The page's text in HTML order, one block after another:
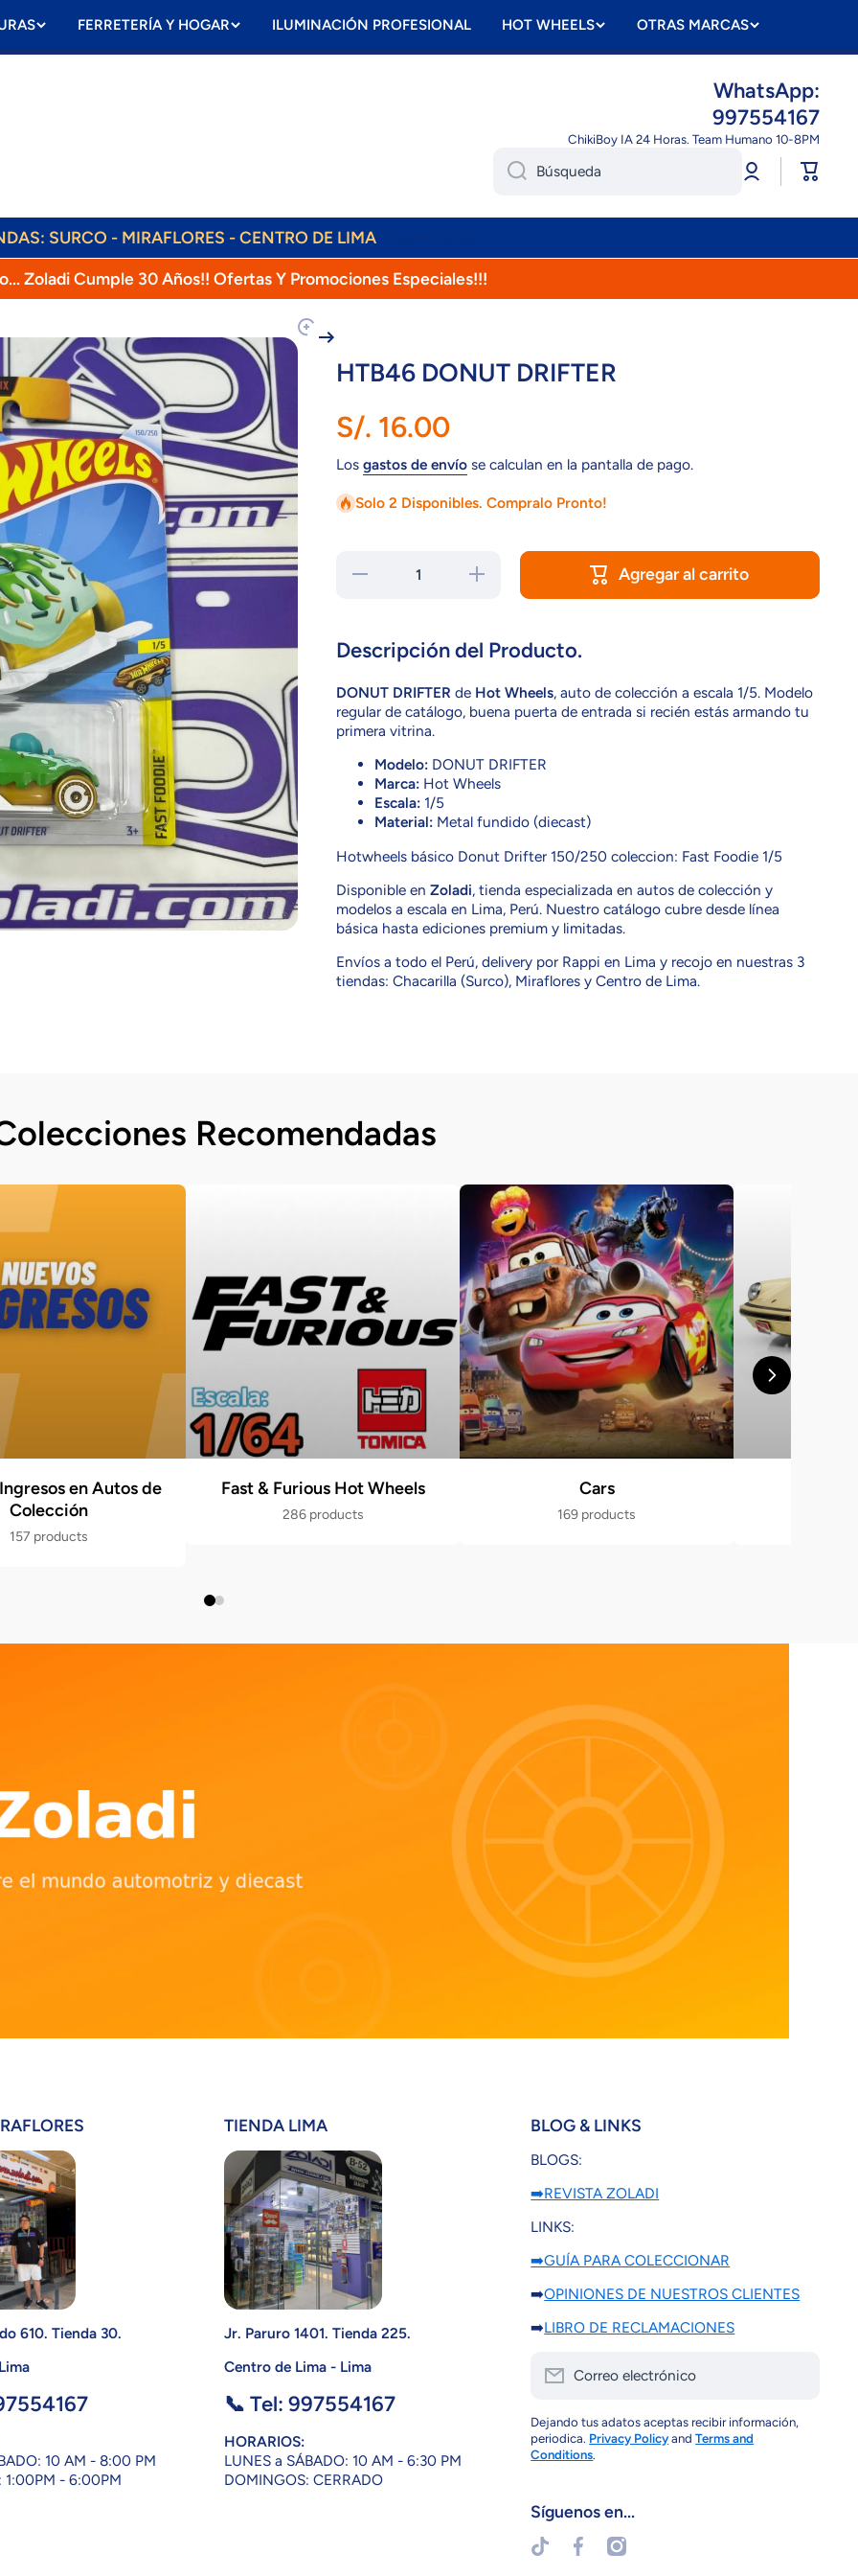
FERRETERÍA Y HOGAR ILUMINACIÓN PROFESIONAL HOT WHEELS OTRAS MARCAS
WhatsApp:
997554167
ChikiBoy IA 24 Horas. Team Humano 10-8PM
Búsqueda
Iniciar
sesión
Carrito
ENVÍOS DIARIOS! RAPPI, OLVA, SHALOM!
SURCO - MIRAFLORES - CENTRO DE LIMA
Zoladi Cumple 30 Años!! Ofertas Y Promociones Especiales!!!
HTB46 DONUT DRIFTER
S/. 16.00
Los gastos de envíose calculan en la pantalla de pago.
Solo 2 Disponibles. Compralo Pronto!
Reducir
DRIFTER
Aumentar
cantidad
DRIFTER
Agregar al carrito
Descripción del Producto.
DONUT DRIFTER de Hot Wheels, auto de colección a escala 1/5. Modelo
regular de catálogo, buena puerta de entrada si recién estás armando tu
primera vitrina.
Modelo:DONUT DRIFTER
Marca:Hot Wheels
Escala:1/5
Material:Metal fundido (diecast)
Hotwheels básico Donut Drifter 150/250 coleccion: Fast Foodie 1/5
Disponible en Zoladi, tienda especializada en autos de colección y
modelos a escala en Lima, Perú. Nuestro catálogo cubre desde línea
básica hasta ediciones premium y limitadas.
Envíos a todo el Perú, delivery por Rappi en Lima y recojo en nuestras 3
tiendas: Chacarilla (Surco), Miraflores y Centro de Lima.
Recomendadas
en Autos de
Colección
157 products
Fast & Furious Hot Wheels
286 products
Cars
169 products
610. Tienda 30.
10 AM - 8:00 PM
1:00PM - 6:00PM
TIENDA LIMA
Jr. Paruro 1401. Tienda 225.
Centro de Lima - Lima
📞 Tel: 997554167
HORARIOS:
LUNES a SÁBADO: 10 AM - 6:30 PM
DOMINGOS: CERRADO
BLOG & LINKS
BLOGS:
➡️REVISTA ZOLADI
LINKS:
➡️GUÍA PARA COLECCIONAR
➡️OPINIONES DE NUESTROS CLIENTES
➡️LIBRO DE RECLAMACIONES
Correo electrónico
Dejando tus adatos aceptas recibir información,
periodica. Privacy PolicyandTerms and
Conditions.
Síguenos en...
tiktokcom/@zoladi
facebookcom/zoladi
instagramcom/zoladiperu/